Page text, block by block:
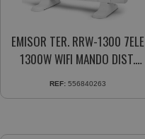
EMISOR TER. RRW-1300 7ELE
1300W WIFI MANDO DIST.
REF: 556840263